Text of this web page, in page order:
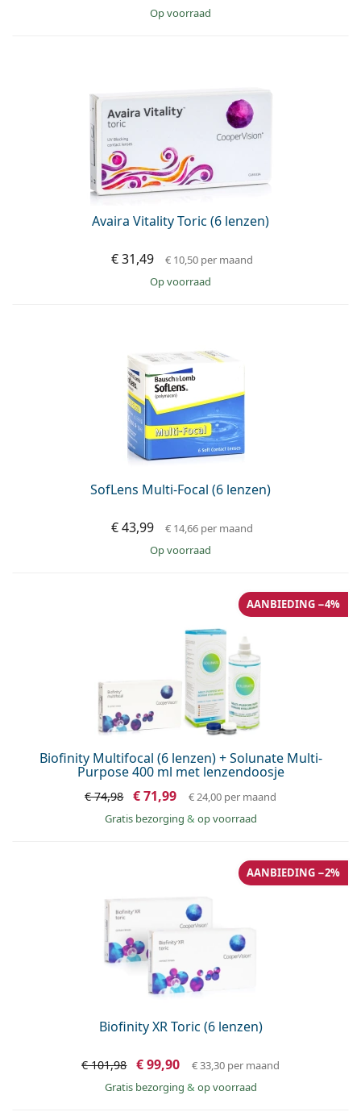
op voorraad
Avaira Vitality Toric (6 lenzen)
€ 31,49 € 10,50 per maand
op voorraad
SofLens Multi-Focal (6 lenzen)
€ 43,99 € 14,66 per maand
op voorraad
Biofinity Multifocal (6 lenzen) + Solunate Multi-
Purpose 400 ml met lenzendoosje
AANBIEDING −4%
€ 74,98 € 71,99 € 24,00per maand
Gratis bezorging & op voorraad
Biofinity XR Toric (6 lenzen)
AANBIEDING −2%
€ 101,98 € 99,90 € 33,30per maand
Gratis bezorging & op voorraad